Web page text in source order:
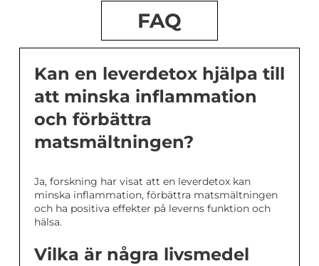
FAQ
Kan en leverdetox hjälpa till
att minska inflammation
och förbättra
matsmältningen?
Ja, forskning har visat att en leverdetox kan
minska inflammation, förbättra matsmältningen
och ha positiva effekter på leverns funktion och
hälsa.
Vilka är några livsmedel